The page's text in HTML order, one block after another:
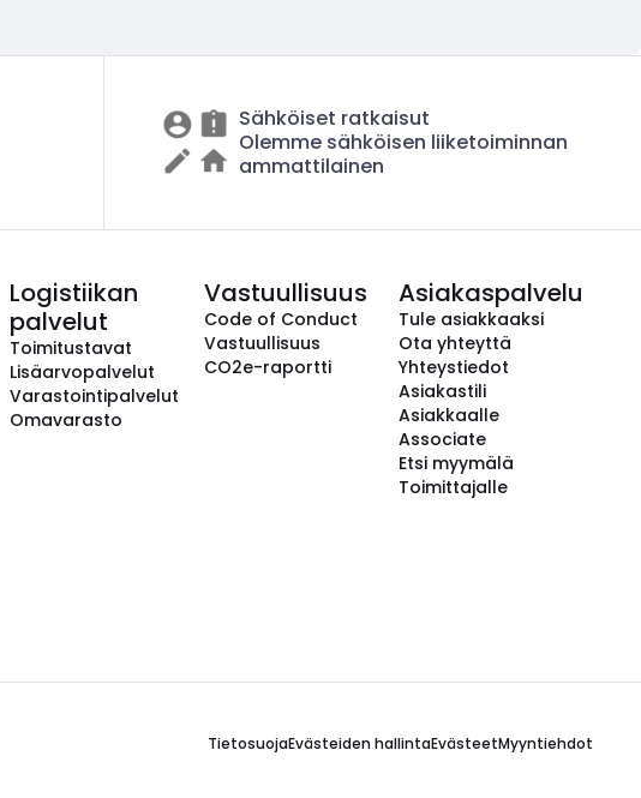
Sähköiset ratkaisut
Olemme sähköisen liiketoiminnan
ammattilainen
Logistiikan
palvelut
Toimitustavat
Lisäarvopalvelut
Varastointipalvelut
Omavarasto
Vastuullisuus
Code of Conduct
Vastuullisuus
CO2e-raportti
Asiakaspalvelu
Tule asiakkaaksi
Ota yhteyttä
Yhteystiedot
Asiakastili
Asiakkaalle
Associate
Etsi myymälä
Toimittajalle
TietosuojaEvästeiden hallintaEvästeetMyyntiehdot